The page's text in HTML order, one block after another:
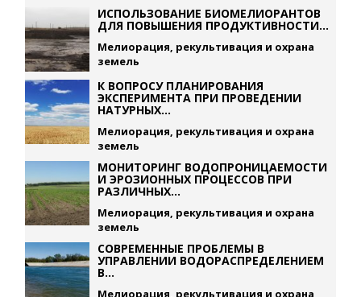
ИСПОЛЬЗОВАНИЕ БИОМЕЛИОРАНТОВ
ДЛЯ ПОВЫШЕНИЯ ПРОДУКТИВНОСТИ...
Мелиорация, рекультивация и охрана
земель
К ВОПРОСУ ПЛАНИРОВАНИЯ
ЭКСПЕРИМЕНТА ПРИ ПРОВЕДЕНИИ
НАТУРНЫХ...
Мелиорация, рекультивация и охрана
земель
МОНИТОРИНГ ВОДОПРОНИЦАЕМОСТИ
И ЭРОЗИОННЫХ ПРОЦЕССОВ ПРИ
РАЗЛИЧНЫХ...
Мелиорация, рекультивация и охрана
земель
СОВРЕМЕННЫЕ ПРОБЛЕМЫ В
УПРАВЛЕНИИ ВОДОРАСПРЕДЕЛЕНИЕМ
В...
Мелиорация, рекультивация и охрана